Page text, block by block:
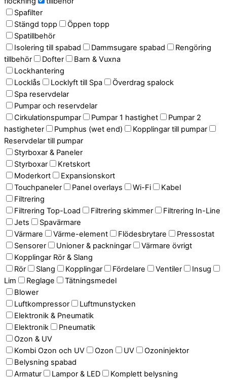
Spafilter
Stängd topp
Öppen topp
Spatillbehör
Isolering till spabad
Dammsugare spabad
Rengöring
tillbehör
Dofter
Barn & Vuxna
Lockhantering
Locklås
Locklyft till Spa
Överdrag spalock
Spa reservdelar
Pumpar och reservdelar
Cirkulationspumpar
Pumpar 1 hastighet
Pumpar 2
hastigheter
Pumphus (wet end)
Kopplingar till pumpar
Reservdelar till pumpar
Styrboxar & Paneler
Styrboxar
Kretskort
Moderkort
Expansionskort
Touchpaneler
Panel overlays Wi-Fi
Kabel
Filtrering
Filtrering Top-Load
Filtrering skimmer
Filtrering In-Line
Jets
Spavärmare
Värmare
Värme-element Flödesbrytare
Pressostat
Sensorer
Unioner & packningar
Värmare övrigt
Kopplingar Rör & Slang
Rör
Slang Kopplingar Fördelare Ventiler
Insug
Lim
Reglage
Tätningsmedel
Blower
Luftkompressor
Luftmunstycken
Elektronik & Pneumatik
Elektronik
Pneumatik
Ozon & UV
Kombi Ozon och UV
Ozon UV
Ozoninjektor
Belysning spabad
Armatur
Lampor & LED
Komplett belysning